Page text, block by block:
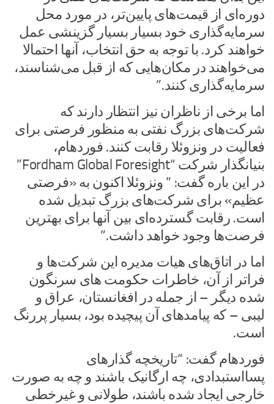
دوره‌ای از قیمت‌های پایین‌تر، در مورد محل
سرمایه‌گذاری خود بسیار بسیار گزینشی عمل
خواهند کرد. با توجه به حق انتخاب، آنها احتمالا
می‌خواهند در مکان‌هایی که از قبل می‌شناسند،
سرمایه‌گذاری کنند.”
اما برخی از ناظران نیز انتظار دارند که
شرکت‌های بزرگ نفتی به منظور فرصتی برای
فعالیت در ونزوئلا رقابت کنند. فوردهام،
بنیانگذار شرکت “Fordham Global Foresight”
در این باره گفت: ” ونزوئلا اکنون به «فرصتی
عظیم» برای شرکت‌های بزرگ تبدیل شده
است. رقابت گسترده‌ای بین آنها برای بهترین
فرصت‌ها وجود خواهد داشت.”
اما در اتاق‌های هیات مدیره این شرکت‌ها و
فراتر از آن، خاطرات حکومت های سرنگون
شده دیگر – از جمله در افغانستان، عراق و
لیبی – که پیامدهای آن پیچیده بود، بسیار پررنگ
است.
فوردهام گفت: “تاریخچه گذارهای
پسااستبدادی، چه ارگانیک باشند و چه به صورت
خارجی ایجاد شده باشند، طولانی و غیرخطی